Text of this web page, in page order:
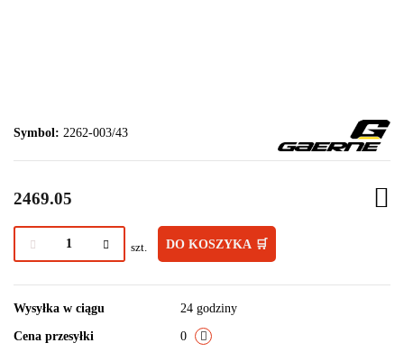
Symbol: 2262-003/43
2469.05
szt. DO KOSZYKA 🛒
Wysyłka w ciągu 24 godziny
Cena przesyłki 0